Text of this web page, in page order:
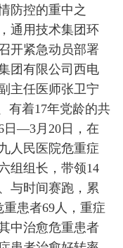
防控的重中之
通用技术集团环
开紧急动员部署
团有限公司西电
主任医师张卫宁
有着17年党龄的共
日—3月20日，在
人民医院危重症
组组长，带领14
与时间赛跑，累
患者69人，重症
中治愈危重患者